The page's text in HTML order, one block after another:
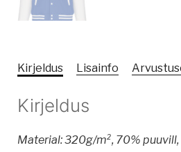
Kirjeldus Lisainfo
Kirjeldus
Material: 320g/m², 70%